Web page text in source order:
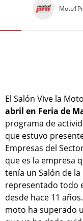
El Salón Vive la
abril en Feria de
programa de
que estuvo
Empresas del
que es la empresa
tenía un Salón de
representado todo
desde hace 11
moto ha superado